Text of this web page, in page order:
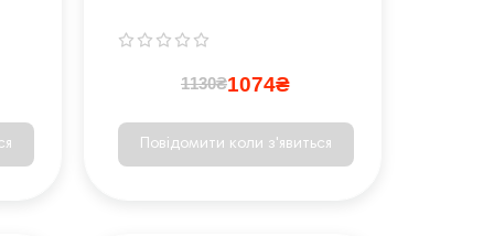
1130₴1074₴
Повідомити коли з'явиться